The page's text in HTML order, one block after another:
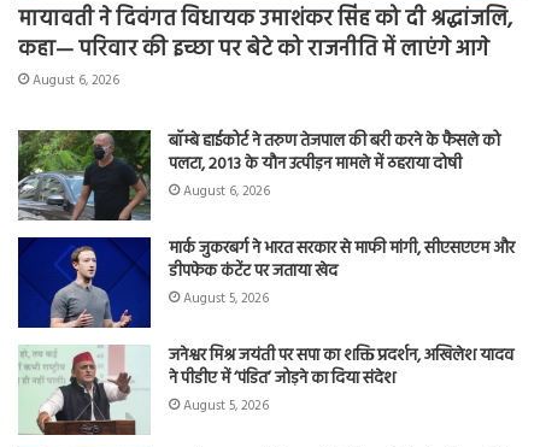
मायावती ने दिवंगत विधायक उमाशंकर सिंह को दी श्रद्धांजलि,
कहा— परिवार की इच्छा पर बेटे को राजनीति में लाएंगे आगे
August 6, 2026
बॉम्बे हाईकोर्ट ने तरुण तेजपाल की बरी करने के फैसले को
पलटा, 2013 के यौन उत्पीड़न मामले में ठहराया दोषी
August 6, 2026
मार्क जुकरबर्ग ने भारत सरकार से माफी मांगी, सीएसएएम और
डीपफेक कंटेंट पर जताया खेद
August 5, 2026
जनेश्वर मिश्र जयंती पर सपा का शक्ति प्रदर्शन, अखिलेश यादव
ने पीडीए में ‘पंडित’ जोड़ने का दिया संदेश
August 5, 2026